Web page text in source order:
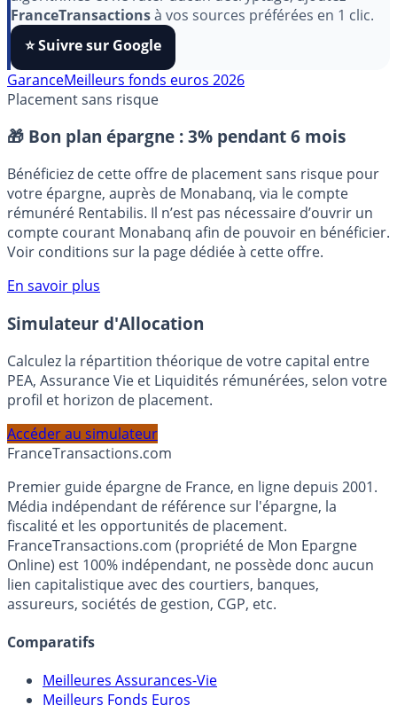
Pour soutenir le travail de notre équipe face aux
algorithmes et ne rater aucun décryptage, ajoutez
FranceTransactionsà vos sources préférées en 1 clic.
⭐️ Suivre sur Google
Placement sans risque
🎁 Bon plan épargne : 3% pendant 6 mois
Bénéficiez de cette offre de placement sans risque pour
votre épargne, auprès de Monabanq, via le compte
rémunéré Rentabilis. Il n’est pas nécessaire d’ouvrir un
Voir conditions sur la page dédiée à cette offre.
En savoir plus
Simulateur d'Allocation
Calculez la répartition théorique de votre capital entre
PEA, Assurance Vie et Liquidités rémunérées, selon votre
profil et horizon de placement.
FranceTransactions.com
Premier guide épargne de France, en ligne depuis 2001.
Média indépendant de référence sur l'épargne, la
fiscalité et les opportunités de placement.
FranceTransactions.com (propriété de Mon Epargne
Online) est 100% indépendant, ne possède donc aucun
lien capitalistique avec des courtiers, banques,
assureurs, sociétés de gestion, CGP, etc.
Comparatifs